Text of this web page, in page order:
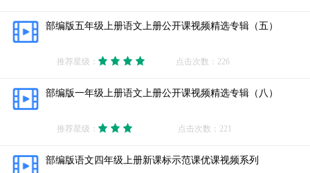
部编版五年级上册语文上册公开课视频精选专辑（五）
推荐星级： 点击次数：226
部编版一年级上册语文上册公开课视频精选专辑（八）
推荐星级： 点击次数：221
部编版语文四年级上册新课标示范课优课视频系列